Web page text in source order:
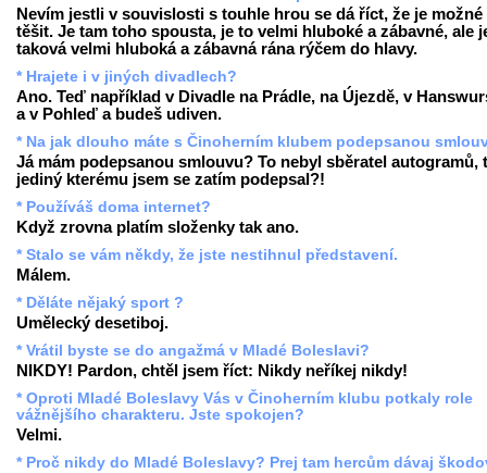
Nevím jestli v souvislosti s touhle hrou se dá říct, že je možné
těšit. Je tam toho spousta, je to velmi hluboké a zábavné, ale
taková velmi hluboká a zábavná rána rýčem do hlavy.
* Hrajete i v jiných divadlech?
Ano. Teď například v Divadle na Prádle, na Újezdě, v
a v Pohleď a budeš udiven.
* Na jak dlouho máte s Činoherním klubem podepsanou
Já mám podepsanou smlouvu? To nebyl sběratel autogramů,
jediný kterému jsem se zatím podepsal?!
* Používáš doma internet?
Když zrovna platím složenky tak ano.
* Stalo se vám někdy, že jste nestihnul představení.
Málem.
* Děláte nějaký sport ?
Umělecký desetiboj.
* Vrátil byste se do angažmá v Mladé Boleslavi?
NIKDY! Pardon, chtěl jsem říct: Nikdy neříkej nikdy!
* Oproti Mladé Boleslavy Vás v Činoherním klubu potkaly role
vážnějšího charakteru. Jste spokojen?
Velmi.
* Proč nikdy do Mladé Boleslavy? Prej tam hercům dávaj